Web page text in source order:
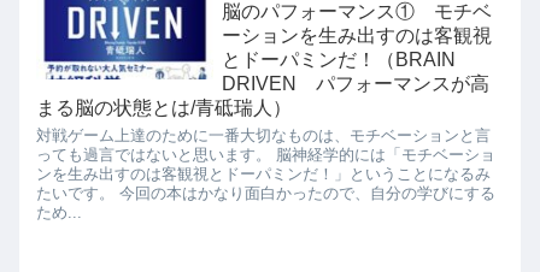
脳のパフォーマンス① モチベ
ーションを生み出すのは客観視
とドーパミンだ！（BRAIN
DRIVEN パフォーマンスが高
まる脳の状態とは/青砥瑞人）
対戦ゲーム上達のために一番大切なものは、モチベーションと言
っても過言ではないと思います。 脳神経学的には「モチベーショ
ンを生み出すのは客観視とドーパミンだ！」ということになるみ
たいです。 今回の本はかなり面白かったので、自分の学びにする
ため...